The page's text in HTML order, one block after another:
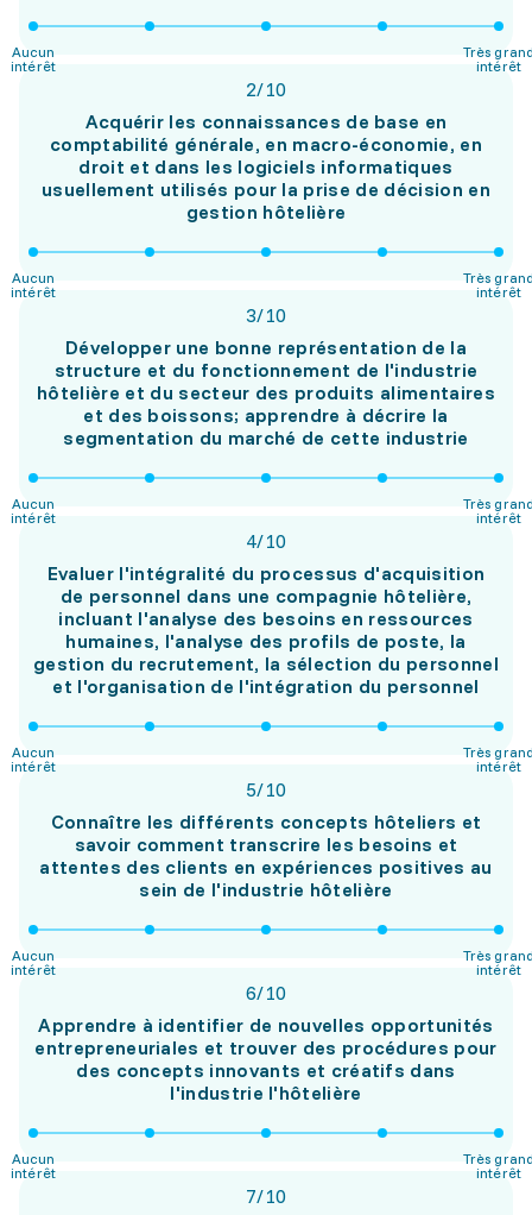
Aucun
intérêt
Très
intérêt
2/10
Acquérir les connaissances de base en
comptabilité générale, en macro-économie, en
droit et dans les logiciels informatiques
usuellement utilisés pour la prise de décision en
gestion hôtelière
Aucun
intérêt
Très
intérêt
3/10
Développer une bonne représentation de la
structure et du fonctionnement de l'industrie
hôtelière et du secteur des produits alimentaires
et des boissons; apprendre à décrire la
segmentation du marché de cette industrie
Aucun
intérêt
Très
intérêt
4/10
Evaluer l'intégralité du processus d'acquisition
de personnel dans une compagnie hôtelière,
incluant l'analyse des besoins en ressources
humaines, l'analyse des profils de poste, la
gestion du recrutement, la sélection du personnel
et l'organisation de l'intégration du personnel
Aucun
intérêt
Très
intérêt
5/10
Connaître les différents concepts hôteliers et
savoir comment transcrire les besoins et
attentes des clients en expériences positives au
sein de l'industrie hôtelière
Aucun
intérêt
Très
intérêt
6/10
Apprendre à identifier de nouvelles opportunités
entrepreneuriales et trouver des procédures pour
des concepts innovants et créatifs dans
l'industrie l'hôtelière
Aucun
intérêt
Très
intérêt
7/10